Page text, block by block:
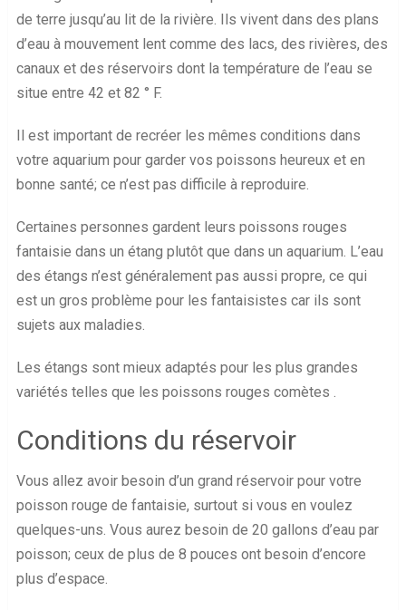
de terre jusqu’au lit de la rivière. Ils vivent dans des plans
d’eau à mouvement lent comme des lacs, des rivières, des
canaux et des réservoirs dont la température de l’eau se
situe entre 42 et 82 ° F.
Il est important de recréer les mêmes conditions dans
votre aquarium pour garder vos poissons heureux et en
bonne santé; ce n’est pas difficile à reproduire.
Certaines personnes gardent leurs poissons rouges
fantaisie dans un étang plutôt que dans un aquarium. L’eau
des étangs n’est généralement pas aussi propre, ce qui
est un gros problème pour les fantaisistes car ils sont
sujets aux maladies.
Les étangs sont mieux adaptés pour les plus grandes
variétés telles que les poissons rouges comètes .
Conditions du réservoir
Vous allez avoir besoin d’un grand réservoir pour votre
poisson rouge de fantaisie, surtout si vous en voulez
quelques-uns. Vous aurez besoin de 20 gallons d’eau par
poisson; ceux de plus de 8 pouces ont besoin d’encore
plus d’espace.